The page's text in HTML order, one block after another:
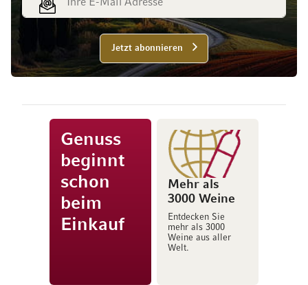
Jetzt abonnieren
Genuss
beginnt
schon
beim
Einkauf
Mehr als
3000 Weine
Entdecken Sie
mehr als 3000
Weine aus aller
Welt.